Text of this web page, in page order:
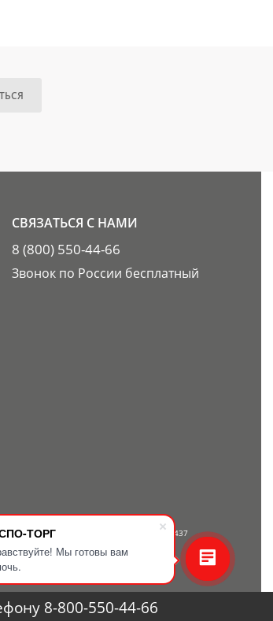
ТОРГ
Мы готовы вам
СВЯЗАТЬСЯ С НАМИ
8 (800) 550-44-66
Звонок по России бесплатный
определяемой положениями Статьи 437
— 8-800-550-44-66.
8-800-550-44-66